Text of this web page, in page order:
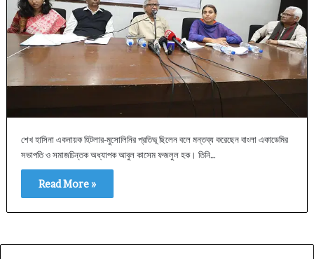
শেখ হাসিনা একনায়ক হিটলার-মুসোলিনির প্রতিভূ ছিলেন বলে মন্তব্য করেছেন বাংলা একাডেমির
সভাপতি ও সমাজচিন্তক অধ্যাপক আবুল কাসেম ফজলুল হক। তিনি…
Read More »